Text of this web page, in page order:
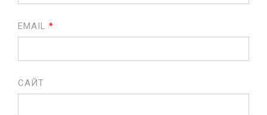
EMAIL *
САЙТ